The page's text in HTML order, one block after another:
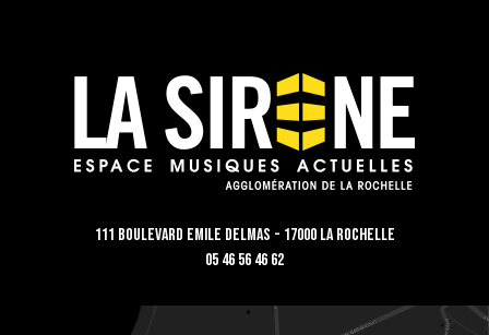
111 Boulevard Emile Delmas - 17000 La Rochelle
05 46 56 46 62